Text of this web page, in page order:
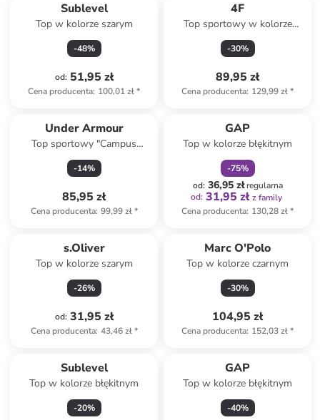
Sublevel
Top w kolorze szarym
-48%
od: 51,95 zł
Cena producenta: 100,01 zł*
4F
Top sportowy w kolorze
czerwonym
-30%
89,95 zł
Cena producenta: 129,99 zł*
Under Armour
Top sportowy "Campus
Muscle Tank" w kolorze
różowym
-14%
85,95 zł
Cena producenta: 99,99 zł*
GAP
Top w kolorze błękitnym
-75%
od: 36,95 złregularna
od: 31,95 zł z family
Cena producenta: 130,28 zł*
s.Oliver
Top w kolorze szarym
-26%
od: 31,95 zł
Cena producenta: 43,46 zł*
Marc O'Polo
Top w kolorze czarnym
-30%
104,95 zł
Cena producenta: 152,03 zł*
Sublevel
Top w kolorze błękitnym
-20%
GAP
Top w kolorze błękitnym
-40%